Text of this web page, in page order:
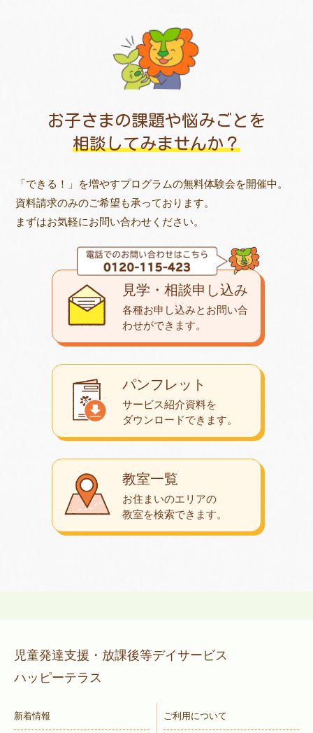
お子さまの課題や悩みごとを
相談してみませんか？
「できる！」を増やすプログラムの無料体験会を開催中。
資料請求のみのご希望も承っております。
まずはお気軽にお問い合わせください。
教室一覧
お住まいのエリアの
教室を検索できます。
パンフレット
サービス紹介資料を
ダウンロードできます。
見学・相談申し込み
各種お申し込みとお問い合
わせができます。
児童発達支援・放課後等デイサービス
ハッピーテラス
新着情報 ご利用について